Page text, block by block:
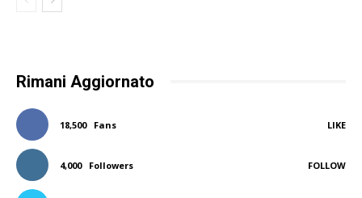
Rimani Aggiornato
18,500 Fans LIKE
4,000 Followers FOLLOW